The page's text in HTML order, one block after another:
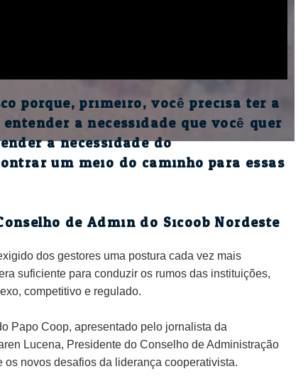
porque, primeiro, você precisa ter a
a necessidade que você quer
a necessidade do
um meio do caminho para essas
de Admin do Sicoob Nordeste
dos gestores uma postura cada vez mais
suficiente para conduzir os rumos das instituições,
competitivo e regulado.
Papo Coop, apresentado pelo jornalista da
Lucena, Presidente do Conselho de Administração
novos desafios da liderança cooperativista.